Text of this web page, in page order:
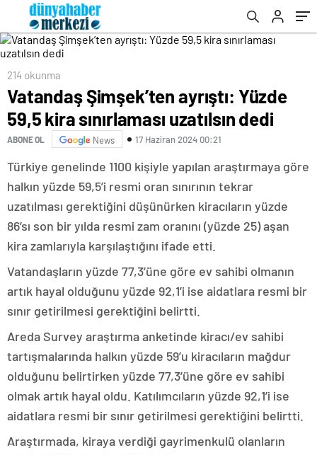
214 okunma
Vatandaş Şimşek’ten ayrıştı: Yüzde
59,5 kira sınırlaması uzatılsın dedi
ABONE OL News 17 Haziran 2024 00:21
Türkiye genelinde 1100 kişiyle yapılan araştırmaya göre
halkın yüzde 59,5’i resmi oran sınırının tekrar
uzatılması gerektiğini düşünürken kiracıların yüzde
86’sı son bir yılda resmi zam oranını (yüzde 25) aşan
kira zamlarıyla karşılaştığını ifade etti.
Vatandaşların yüzde 77,3’üne göre ev sahibi olmanın
artık hayal olduğunu yüzde 92,1’i ise aidatlara resmi bir
sınır getirilmesi gerektiğini belirtti.
Areda Survey araştırma anketinde kiracı/ev sahibi
tartışmalarında halkın yüzde 59’u kiracıların mağdur
olduğunu belirtirken yüzde 77,3’üne göre ev sahibi
olmak artık hayal oldu. Katılımcıların yüzde 92,1’i ise
aidatlara resmi bir sınır getirilmesi gerektiğini belirtti.
Araştırmada, kiraya verdiği gayrimenkulü olanların